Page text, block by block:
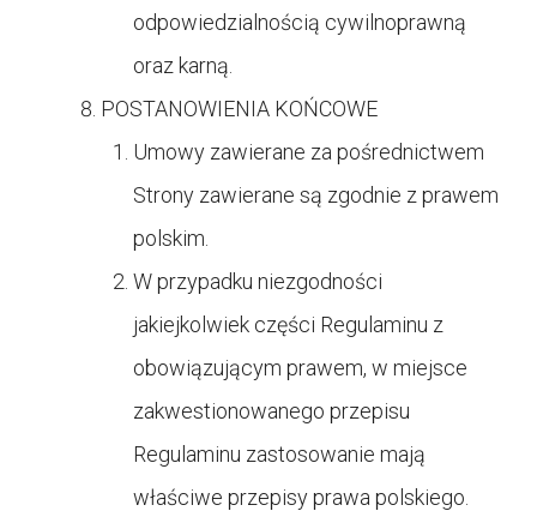
odpowiedzialnością cywilnoprawną
oraz karną.
POSTANOWIENIA KOŃCOWE
Umowy zawierane za pośrednictwem
Strony zawierane są zgodnie z prawem
polskim.
W przypadku niezgodności
jakiejkolwiek części Regulaminu z
obowiązującym prawem, w miejsce
zakwestionowanego przepisu
Regulaminu zastosowanie mają
właściwe przepisy prawa polskiego.